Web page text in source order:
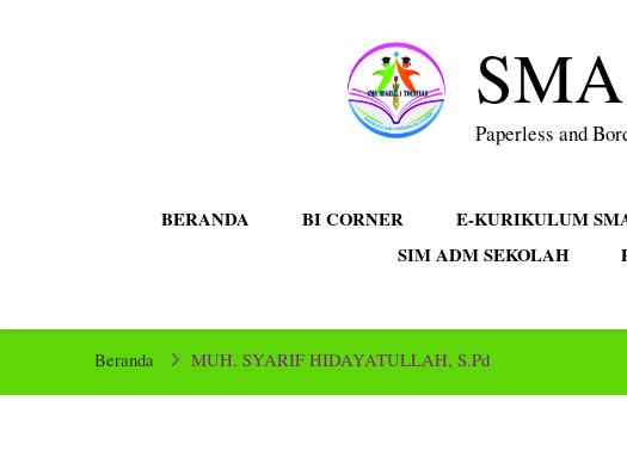
Paperless and
BERANDA BI CORNER E-KURIKULUM
SIM ADM SEKOLAH
Beranda MUH. SYARIF HIDAYATULLAH, S.Pd